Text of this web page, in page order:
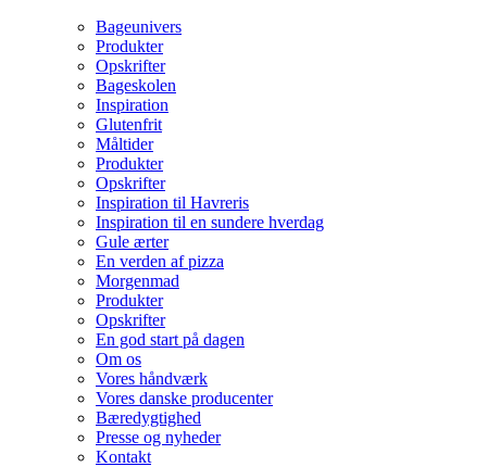
Bageunivers
Produkter
Opskrifter
Bageskolen
Inspiration
Glutenfrit
Måltider
Produkter
Opskrifter
Inspiration til Havreris
Inspiration til en sundere hverdag
Gule ærter
En verden af pizza
Morgenmad
Produkter
Opskrifter
En god start på dagen
Om os
Vores håndværk
Vores danske producenter
Bæredygtighed
Presse og nyheder
Kontakt